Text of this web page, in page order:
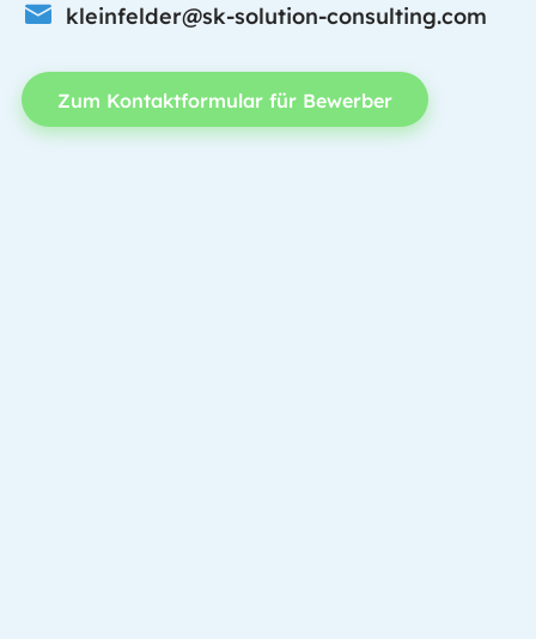
kleinfelder@sk-solution-consulting.com
Zum Kontaktformular für Bewerber